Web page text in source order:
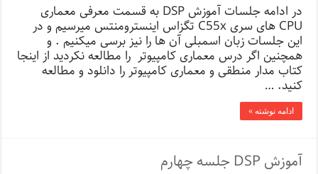
در ادامه جلسات آموزش DSP به قسمت معرفی معماری
CPU های سری C55x تگزاس اینسترومنتس میرسیم و در
این جلسات زبان اسمبلی آن ها را نیز برسی میکنیم . و
همچنین اگر درس معماری کامپیوتر را مطالعه نکردید از اینجا
کتاب مدار منطقی و معماری کامپیوتر را دانلود و مطالعه
کنید. …
ادامه نوشته »
آموزش DSP جلسه چهارم